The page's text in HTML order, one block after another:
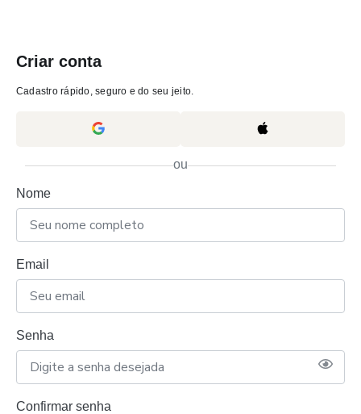
Criar conta
Cadastro rápido, seguro e do seu jeito.
ou
Nome
Email
Senha
Confirmar senha